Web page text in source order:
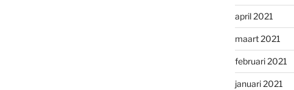
april 2021
maart 2021
februari 2021
januari 2021